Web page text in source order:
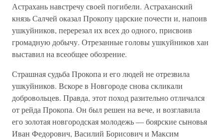
Астрахань навстречу своей погибели. Астраханский
князь Салчей оказал Прокопу царские почести и, напоив
ушкуйников, перерезал их всех до одного, присвоив
громадную добычу. Отрезанные головы ушкуйников хан
выставил на всеобщее обозрение.
Страшная судьба Прокопа и его людей не отрезвила
ушкуйников. Вскоре в Новгороде снова скликали
добровольцев. Правда, этот поход разительно отличался
от рейда Прокопа. Он был решен на вече, и возглавила
его золотая новгородская молодежь — боярские сыновья
Иван Федорович, Василий Борисович и Максим